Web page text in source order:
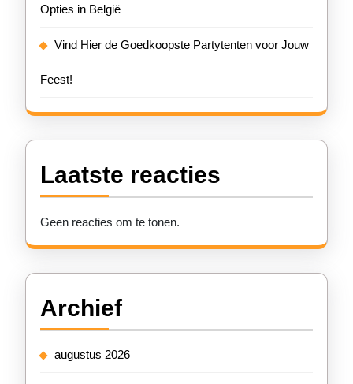
Opties in België
Vind Hier de Goedkoopste Partytenten voor Jouw
Feest!
Laatste reacties
Geen reacties om te tonen.
Archief
augustus 2026